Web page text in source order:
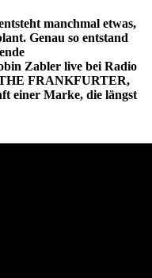
manchmal etwas,
Genau so entstand
Zabler live bei Radio
FRANKFURTER,
einer Marke, die längst